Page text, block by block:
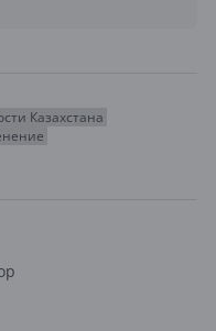
Казахстана